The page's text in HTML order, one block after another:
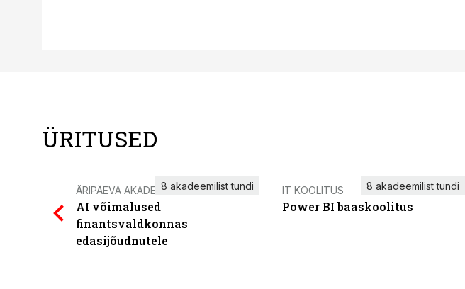
ÜRITUSED
ÄRIPÄEVA AKADEEMIA
AI võimalused
finantsvaldkonnas
edasijõudnutele
8 akadeemilist tundi IT KOOLITUS
Power BI baaskoolitus
8 akadeemilist tundi